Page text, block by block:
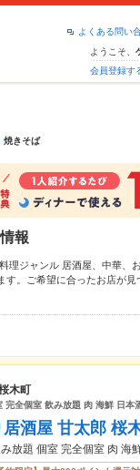
よくある問い
ようこそ、
会員登録す
焼きそば
報
理ジャンル 居酒屋 中華
。ご希望に合ったお店が
木町
完全個室 飲み放題 肉 海鮮 日本
酒屋 甘太郎 桜
放題 個室 完全個室 肉 海